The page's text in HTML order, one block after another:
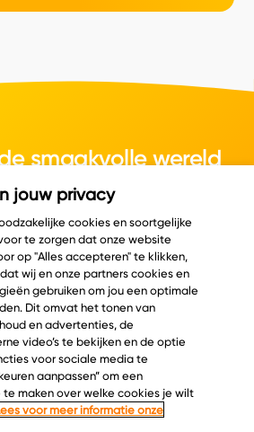
smaakvolle wereld
van kaas.
2026 Velder
Informatie
Over ons
Ontdek
Keurmerken
jouw privacy
cookies en soortgelijke
te zorgen dat onze website
op "Alles accepteren" te klikken,
wij en onze partners cookies en
gebruiken om jou een optimale
Dit omvat het tonen van
en advertenties, de
video’s te bekijken en de optie
voor sociale media te
aanpassen” om een
maken over welke cookies je wilt
voor meer informatie onze